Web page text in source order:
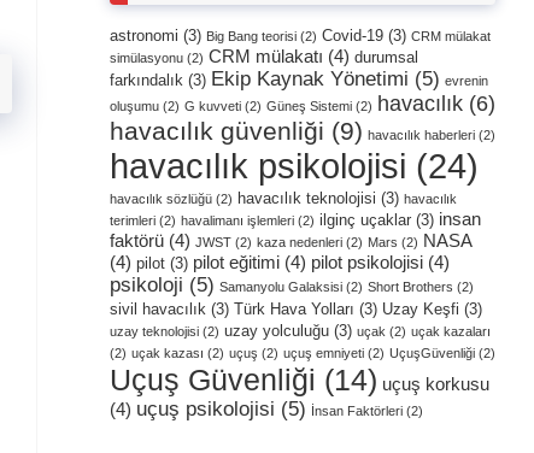
astronomi (3) Big Bang teorisi (2) Covid-19 (3) CRM mülakat
simülasyonu (2) CRM mülakatı (4) durumsal
farkındalık (3) Ekip Kaynak Yönetimi (5) evrenin
oluşumu (2) G kuvveti (2) Güneş Sistemi (2) havacılık (6)
havacılık güvenliği (9) havacılık haberleri (2)
havacılık psikolojisi (24)
havacılık sözlüğü (2) havacılık teknolojisi (3) havacılık
terimleri (2) havalimanı işlemleri (2) ilginç uçaklar (3) insan
faktörü (4) JWST (2) kaza nedenleri (2) Mars (2) NASA
(4) pilot (3) pilot eğitimi (4) pilot psikolojisi (4)
psikoloji (5) Samanyolu Galaksisi (2) Short Brothers (2)
sivil havacılık (3) Türk Hava Yolları (3) Uzay Keşfi (3)
uzay teknolojisi (2) uzay yolculuğu (3) uçak (2) uçak kazaları
(2) uçak kazası (2) uçuş (2) uçuş emniyeti (2) UçuşGüvenliği (2)
Uçuş Güvenliği (14) uçuş korkusu
(4) uçuş psikolojisi (5) İnsan Faktörleri (2)